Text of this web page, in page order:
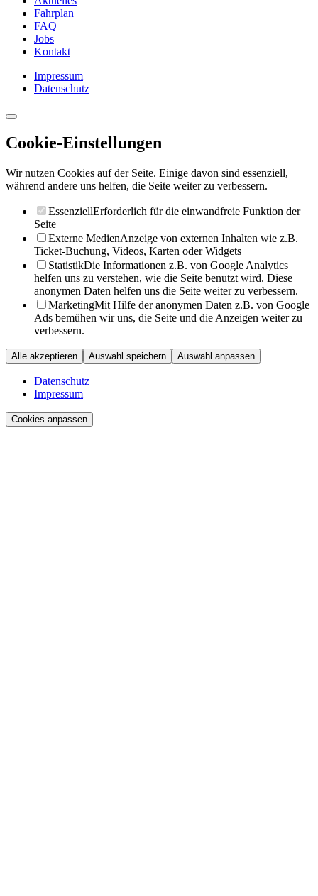
Fahrplan
FAQ
Jobs
Kontakt
Impressum
Datenschutz
Cookie-Einstellungen
Wir nutzen Cookies auf der Seite. Einige davon sind essenziell,
während andere uns helfen, die Seite weiter zu verbessern.
EssenziellErforderlich für die einwandfreie Funktion der
Seite
Externe MedienAnzeige von externen Inhalten wie z.B.
Ticket-Buchung, Videos, Karten oder Widgets
StatistikDie Informationen z.B. von Google Analytics
helfen uns zu verstehen, wie die Seite benutzt wird. Diese
anonymen Daten helfen uns die Seite weiter zu verbessern.
MarketingMit Hilfe der anonymen Daten z.B. von Google
Ads bemühen wir uns, die Seite und die Anzeigen weiter zu
verbessern.
Alle akzeptieren Auswahl speichern Auswahl anpassen
Datenschutz
Impressum
Cookies anpassen